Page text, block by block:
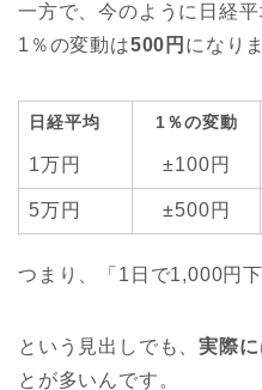
一方で、今のように日経
1％の変動は500円 になり
日経平均 1％の変動
1万円 ±100円
5万円 ±500円
つまり、「1日で1,000円下
という見出しでも、実際
とが多いんです。